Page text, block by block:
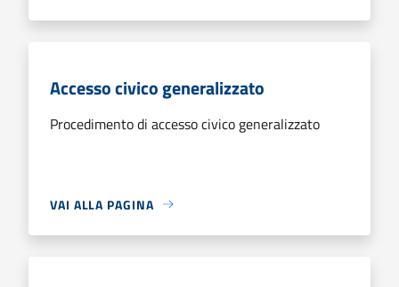
Accesso civico generalizzato
Procedimento di accesso civico generalizzato
VAI ALLA PAGINA